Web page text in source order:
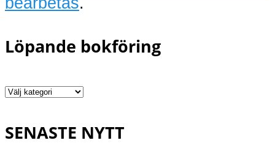
Löpande bokföring
Löpande
SENASTE NYTT